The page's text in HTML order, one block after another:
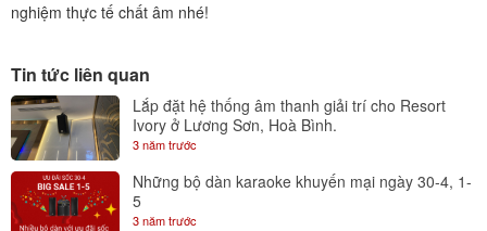
nghiệm thực tế chất âm nhé!
Tin tức liên quan
Lắp đặt hệ thống âm thanh giải trí cho Resort
Ivory ở Lương Sơn, Hoà Bình.
3 năm trước
Những bộ dàn karaoke khuyến mại ngày 30-4, 1-
5
3 năm trước